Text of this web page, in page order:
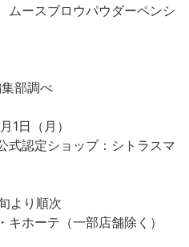
ースブロウパウダーペンシ
部調べ
1日（月）
式認定ショップ：シトラスマ
より順次
ホーテ（一部店舗除く）